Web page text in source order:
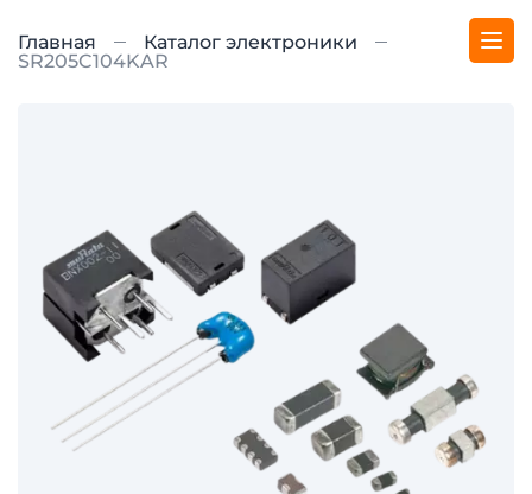
Главная
Каталог электроники
SR205C104KAR